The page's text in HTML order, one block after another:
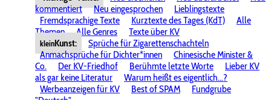
kommentiert
Neu eingesprochen
Lieblingstexte
Fremdsprachige Texte
Kurztexte des Tages (KdT)
Alle
Themen
Alle Genres Texte über KV
kleinKunst:
Sprüche für Zigarettenschachteln
Anmachsprüche für Dichter*innen
Chinesische Minister &
Co.
Der KV-Friedhof Berühmte letzte Worte
Lieber KV
als gar keine Literatur
Warum heißt es eigentlich...?
Werbeanzeigen für KV
Best of SPAM
Fundgrube